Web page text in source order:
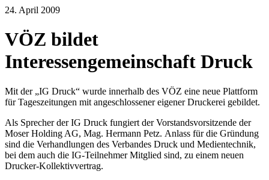
24. April 2009
VÖZ bildet
Interessengemeinschaft Druck
Mit der „IG Druck“ wurde innerhalb des VÖZ eine neue Plattform
für Tageszeitungen mit angeschlossener eigener Druckerei gebildet.
Als Sprecher der IG Druck fungiert der Vorstandsvorsitzende der
Moser Holding AG, Mag. Hermann Petz. Anlass für die Gründung
sind die Verhandlungen des Verbandes Druck und Medientechnik,
bei dem auch die IG-Teilnehmer Mitglied sind, zu einem neuen
Drucker-Kollektivvertrag.